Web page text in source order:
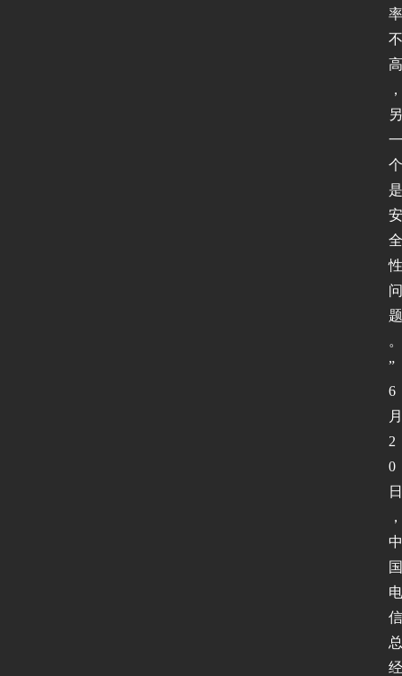
率
不
高
，
另
一
个
是
安
全
性
问
题
。
”
6
月
2
0
日
，
中
国
电
信
总
经